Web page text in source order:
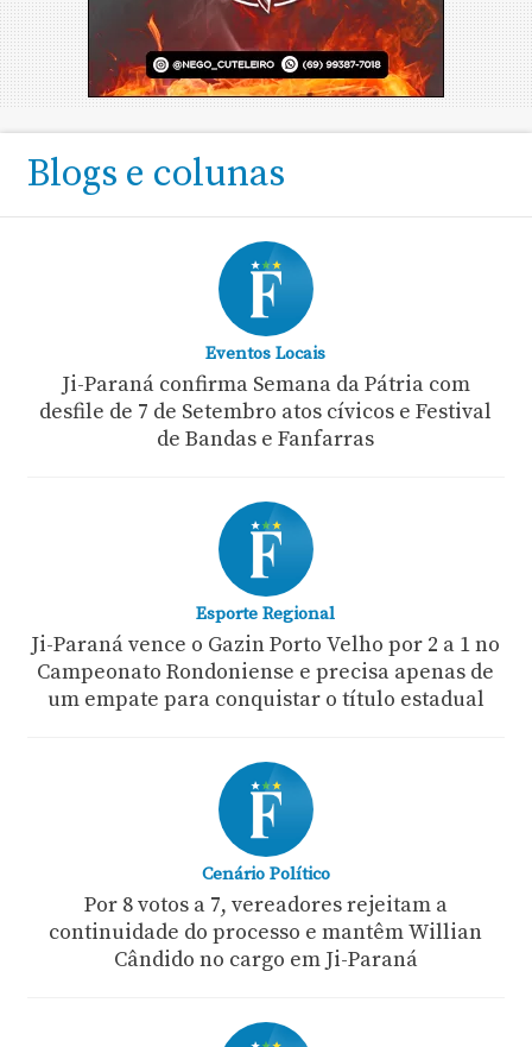
Blogs e colunas
Eventos Locais
Ji-Paraná confirma Semana da Pátria com
desfile de 7 de Setembro atos cívicos e Festival
de Bandas e Fanfarras
Esporte Regional
Ji-Paraná vence o Gazin Porto Velho por 2 a 1 no
Campeonato Rondoniense e precisa apenas de
um empate para conquistar o título estadual
Cenário Político
Por 8 votos a 7, vereadores rejeitam a
continuidade do processo e mantêm Willian
Cândido no cargo em Ji-Paraná